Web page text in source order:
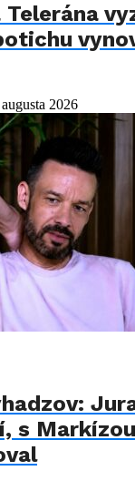
Telerána
2026
s